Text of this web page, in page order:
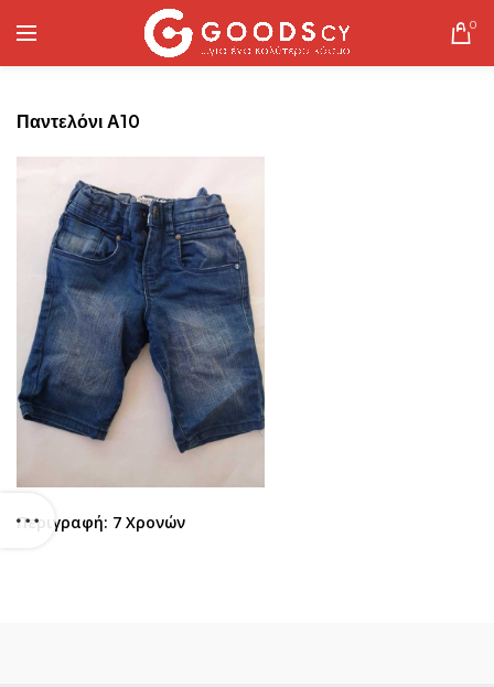
0
Παντελόνι Α10
Περιγραφή: 7 Χρονών